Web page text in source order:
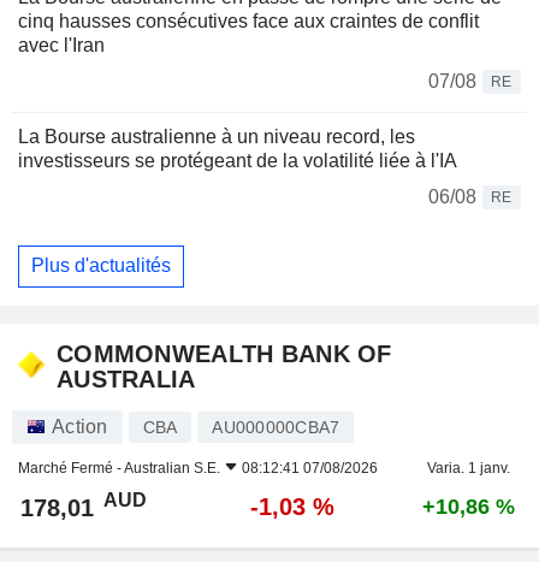
cinq hausses consécutives face aux craintes de conflit
avec l'Iran
07/08
RE
La Bourse australienne à un niveau record, les
investisseurs se protégeant de la volatilité liée à l'IA
06/08
RE
Plus d'actualités
COMMONWEALTH BANK OF
AUSTRALIA
Action CBA AU000000CBA7
Marché Fermé -Australian S.E. 08:12:41 07/08/2026 Varia. 1 janv.
178,01 AUD -1,03 % +10,86 %